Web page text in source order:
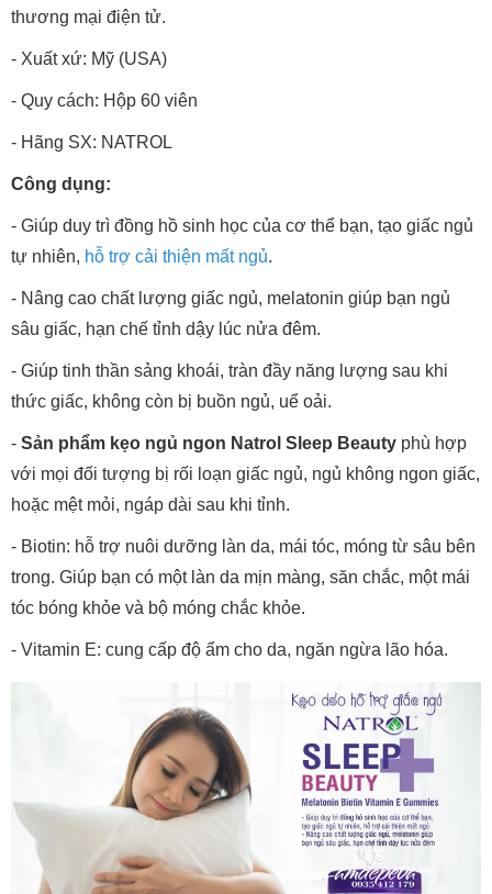
thương mại điện tử.
- Xuất xứ: Mỹ (USA)
- Quy cách: Hộp 60 viên
- Hãng SX: NATROL
Công dụng:
- Giúp duy trì đồng hồ sinh học của cơ thể bạn, tạo giấc ngủ
tự nhiên, hỗ trợ cải thiện mất ngủ.
- Nâng cao chất lượng giấc ngủ, melatonin giúp bạn ngủ
sâu giấc, hạn chế tỉnh dậy lúc nửa đêm.
- Giúp tinh thần sảng khoái, tràn đầy năng lượng sau khi
thức giấc, không còn bị buồn ngủ, uể oải.
- Sản phẩm kẹo ngủ ngon Natrol Sleep Beauty phù hợp
với mọi đối tượng bị rối loạn giấc ngủ, ngủ không ngon giấc,
hoặc mệt mỏi, ngáp dài sau khi tỉnh.
- Biotin: hỗ trợ nuôi dưỡng làn da, mái tóc, móng từ sâu bên
trong. Giúp bạn có một làn da mịn màng, săn chắc, một mái
tóc bóng khỏe và bộ móng chắc khỏe.
- Vitamin E: cung cấp độ ẩm cho da, ngăn ngừa lão hóa.